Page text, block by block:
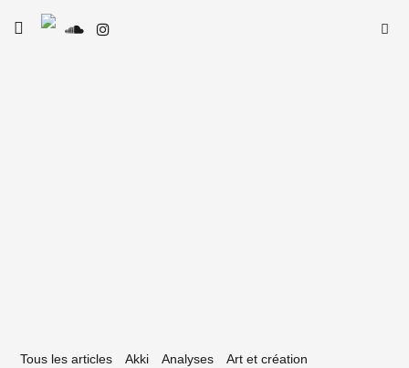
Skip
toggle
Tous les articles Akki Analyses
Art et création